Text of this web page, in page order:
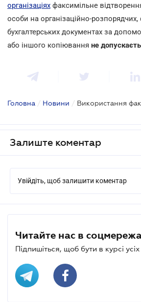
організаціях факсимільне
особи на організаційно-розпорядчих,
бухгалтерських документах за
або іншого копіювання не
Головна / Новини / Використання
Залиште коментар
Увійдіть, щоб залишити коментар
Читайте нас в
Підпишіться, щоб бути в курсі